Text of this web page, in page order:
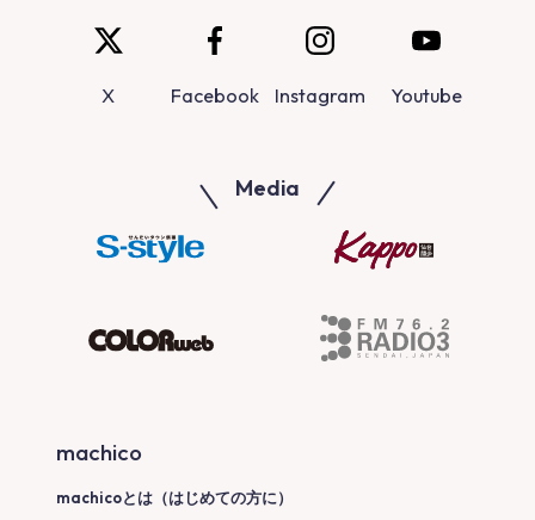
X Facebook Instagram Youtube
Media
machico
machicoとは（はじめての方に）